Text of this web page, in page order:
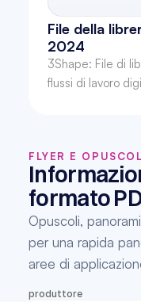
File della
2024
3Shape: File di
flussi di lavoro
FLYER E
formato
Opuscoli,
per una rapida
aree di
produttore